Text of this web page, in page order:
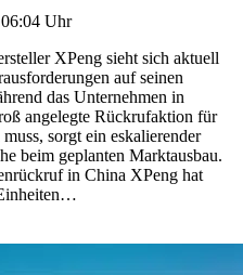
Uhr
XPeng sieht sich aktuell
auf seinen
das Unternehmen in
angelegte Rückrufaktion für
sorgt ein eskalierender
beim geplanten Marktausbau.
in China XPeng hat